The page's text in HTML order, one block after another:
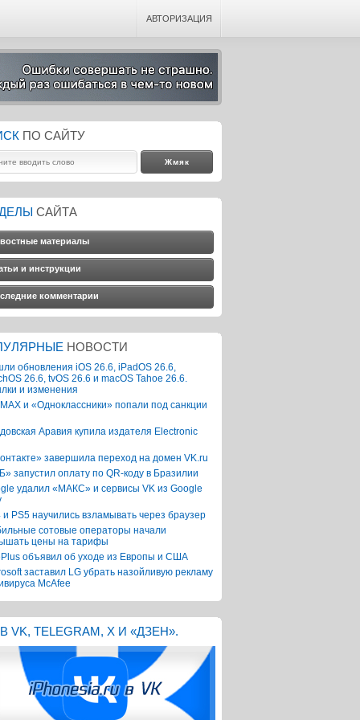
АВТОРИЗАЦИЯ
ПО САЙТУ
САЙТА
материалы
и инструкции
комментарии
НОВОСТИ
обновления iOS 26.6, iPadOS 26.6,
26.6, tvOS 26.6 и macOS Tahoe 26.6.
и изменения
и «Одноклассники» попали под санкции
Аравия купила издателя Electronic
завершила переход на домен VK.ru
запустил оплату по QR-коду в Бразилии
удалил «МАКС» и сервисы VK из Google
и PS5 научились взламывать через браузер
сотовые операторы начали
цены на тарифы
объявил об уходе из Европы и США
заставил LG убрать назойливую рекламу
McAfee
VK, TELEGRAM, X И «ДЗЕН».